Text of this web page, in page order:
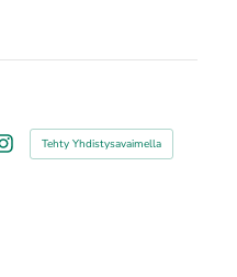
Instagram
Tehty Yhdistysavaimella